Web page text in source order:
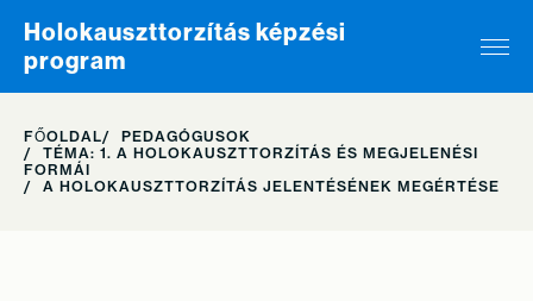
Skip to content
Holokauszttorzítás képzési
program
FŐOLDAL
PEDAGÓGUSOK
TÉMA: 1. A HOLOKAUSZTTORZÍTÁS ÉS MEGJELENÉSI
FORMÁI
A HOLOKAUSZTTORZÍTÁS JELENTÉSÉNEK MEGÉRTÉSE